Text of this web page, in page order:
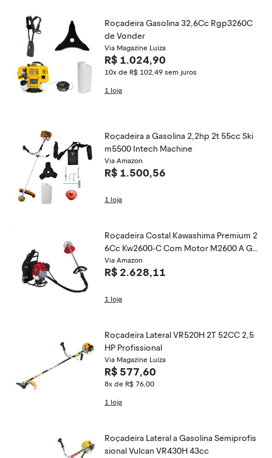
Roçadeira Gasolina 32,6Cc Rgp3260C
de Vonder
Via Magazine Luiza
R$ 1.024,90
10x de R$ 102,49 sem juros
1 loja
Roçadeira a Gasolina 2,2hp 2t 55cc Ski
m5500 Intech Machine
Via Amazon
R$ 1.500,56
1 loja
Roçadeira Costal Kawashima Premium 2
6Cc Kw2600-C Com Motor M2600 A Ga
solina
Via Amazon
R$ 2.628,11
1 loja
Roçadeira Lateral VR520H 2T 52CC 2,5
HP Profissional
Via Magazine Luiza
R$ 577,60
8x de R$ 76,00
1 loja
Roçadeira Lateral a Gasolina Semiprofis
sional Vulcan VR430H 43cc